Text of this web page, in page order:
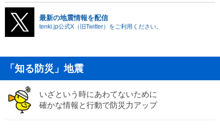
最新の地震情報を配信
tenki.jp公式X（旧Twitter）をご利用ください。
「知る防災」地震
いざという時にあわてないために
確かな情報と行動で防災力アップ